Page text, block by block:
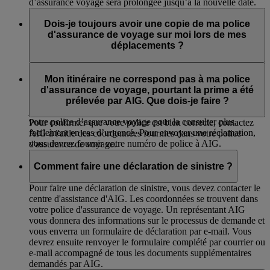
Dois-je toujours avoir une copie de ma police
d'assurance de voyage sur moi lors de mes
déplacements ?
police d'assurance de voyage sur vous. Nous vous conseillons
toutefois de vérifier les exigences de chaque pays dans lequel
vous voulez vous rendre car certains peuvent demander un
votre police d’assurance voyage pour la consulter plus
facilement en cas d’urgence. Pour envoyer une réclamation,
vous devrez fournir votre numéro de police à AIG.
Mon itinéraire ne correspond pas à ma police
d'assurance de voyage, pourtant la prime a été
prélevée par AIG. Que dois-je faire ?
Pour confirmer que votre police est bien correcte, contactez
AIG à l'aide des coordonnées fournies dans votre police
d'assurance de voyage.
Comment faire une déclaration de sinistre ?
Pour faire une déclaration de sinistre, vous devez contacter le
centre d'assistance d'AIG. Les coordonnées se trouvent dans
votre police d'assurance de voyage. Un représentant AIG
vous donnera des informations sur le processus de demande et
vous enverra un formulaire de déclaration par e-mail. Vous
devrez ensuite renvoyer le formulaire complété par courrier ou
e-mail accompagné de tous les documents supplémentaires
demandés par AIG.